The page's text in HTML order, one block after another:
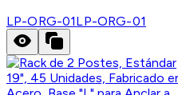
LP-ORG-01LP-ORG-01